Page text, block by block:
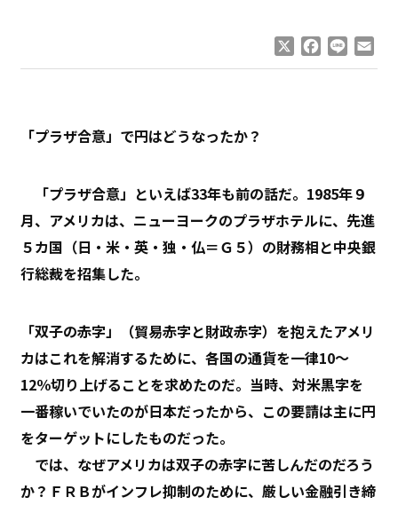
Facebook
Line
「プラザ合意」で円はどうなったか？
「プラザ合意」といえば33年も前の話だ。1985年９
月、アメリカは、ニューヨークのプラザホテルに、先進
５カ国（日・米・英・独・仏＝Ｇ５）の財務相と中央銀
行総裁を招集した。
「双子の赤字」（貿易赤字と財政赤字）を抱えたアメリ
カはこれを解消するために、各国の通貨を一律10～
12％切り上げることを求めたのだ。当時、対米黒字を
一番稼いでいたのが日本だったから、この要請は主に円
をターゲットにしたものだった。
では、なぜアメリカは双子の赤字に苦しんだのだろう
か？ＦＲＢがインフレ抑制のために、厳しい金融引き締